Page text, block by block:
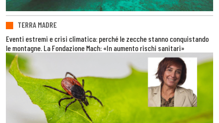
TERRA MADRE
Eventi estremi e crisi climatica: perché le zecche stanno conquistando
le montagne. La Fondazione Mach: «In aumento rischi sanitari»